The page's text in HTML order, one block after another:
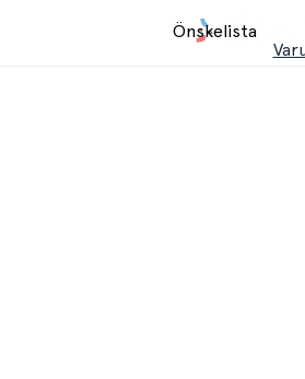
Önskelista